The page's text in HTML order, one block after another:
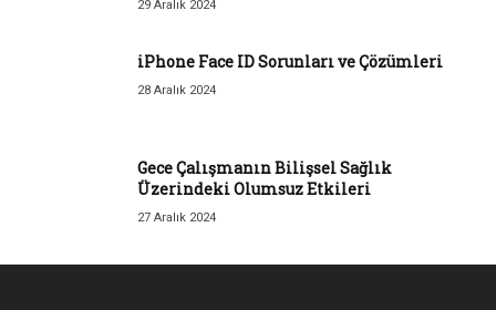
29 Aralık 2024
iPhone Face ID Sorunları ve Çözümleri
28 Aralık 2024
Gece Çalışmanın Bilişsel Sağlık
Üzerindeki Olumsuz Etkileri
27 Aralık 2024